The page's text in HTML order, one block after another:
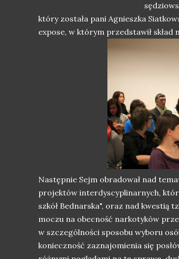
który została pani Agnieszka
expose, w którym przedstawił skład
Następnie Sejm obradował nad
projektów interdyscyplinarnych,
szkół Bednarska", oraz nad kwestią
moczu na obecność narkotyków
w szczególności sposobu wyboru
konieczność zaznajomienia się